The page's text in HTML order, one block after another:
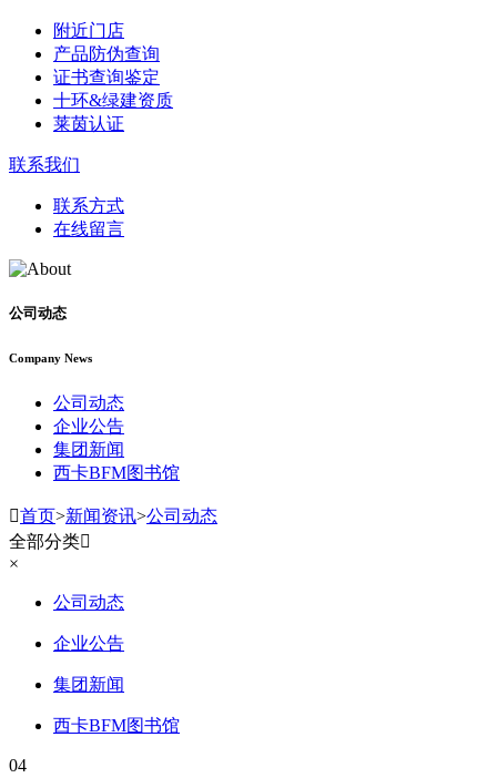
附近门店
产品防伪查询
证书查询鉴定
十环&绿建资质
莱茵认证
联系我们
联系方式
在线留言
公司动态
Company News
公司动态
企业公告
集团新闻
西卡BFM图书馆
首页>新闻资讯>公司动态
全部分类
×
公司动态
企业公告
集团新闻
西卡BFM图书馆
04